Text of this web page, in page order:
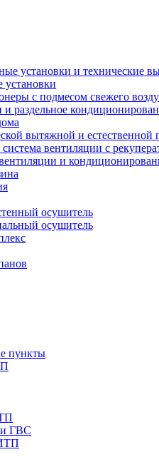
установки и технические
с подмесом свежего
и раздельное
вытяжной и естественной
вентиляции с
и
осушитель
осушитель
пункты
и ГВС